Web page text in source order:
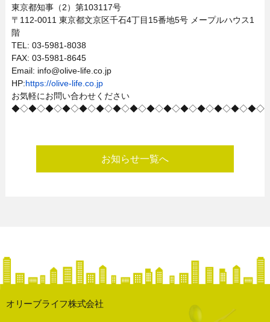
東京都知事（2）第103117号
〒112-0011 東京都文京区千石4丁目15番地5号 メープルハウス1
階
TEL: 03-5981-8038
FAX: 03-5981-8645
Email: info@olive-life.co.jp
HP:https://olive-life.co.jp
お気軽にお問い合わせください
◆◇◆◇◆◇◆◇◆◇◆◇◆◇◆◇◆◇◆◇◆◇◆◇◆◇◆◇◆◇
お知らせ一覧へ
オリーブライフ株式会社